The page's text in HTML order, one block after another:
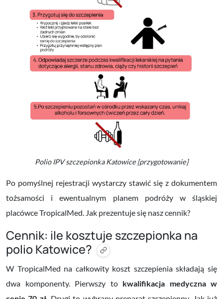
Polio IPV szczepionka Katowice [przygotowanie]
Po pomyślnej rejestracji wystarczy stawić się z dokumentem
tożsamości i ewentualnym planem podróży w śląskiej
placówce TropicalMed. Jak prezentuje się nasz cennik?
Cennik: ile kosztuje szczepionka na
polio Katowice?
W TropicalMed na całkowity koszt szczepienia składają się
dwa komponenty. Pierwszy tokwalifikacja medyczna w